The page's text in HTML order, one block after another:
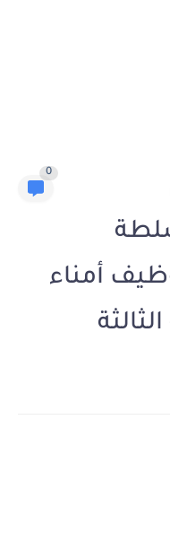
0
أمناء